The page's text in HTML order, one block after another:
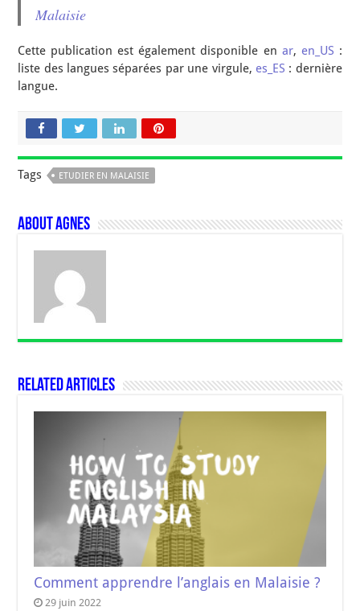
Malaisie
Cette publication est également disponible en ar, en_US :
liste des langues séparées par une virgule, es_ES : dernière
langue.
Tags ETUDIER EN MALAISIE
About Agnes
Related Articles
Comment apprendre l’anglais en Malaisie ?
29 juin 2022